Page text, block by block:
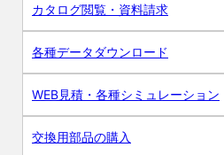
カタログ閲覧・資料請求
各種データダウンロード
WEB見積・各種シミュレーション
交換用部品の購入